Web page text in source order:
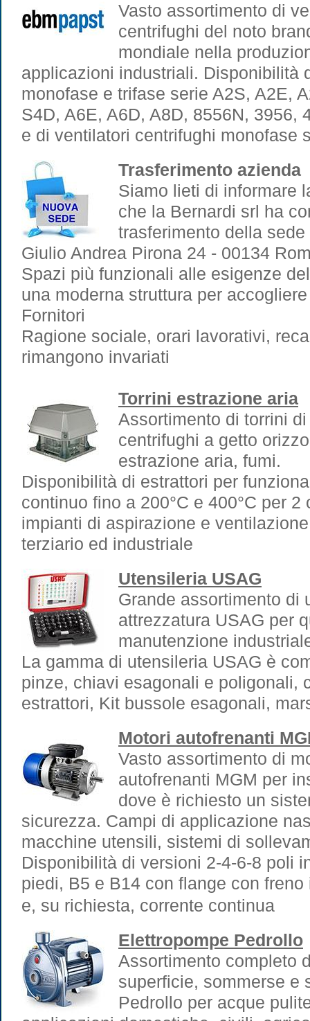
Vasto assortimento di
centrifughi del noto
mondiale nella
applicazioni industriali. Disponibilità
monofase e trifase serie A2S, A2E,
S4D, A6E, A6D, A8D, 8556N, 3956,
e di ventilatori centrifughi monofase
Trasferimento azienda
Siamo lieti di informare
che la Bernardi srl ha
trasferimento della
Giulio Andrea Pirona 24 - 00134
Spazi più funzionali alle esigenze
una moderna struttura per
Fornitori
Ragione sociale, orari lavorativi,
rimangono invariati
Torrini estrazione aria
Assortimento di torrini
centrifughi a getto
estrazione aria, fumi.
Disponibilità di estrattori per
continuo fino a 200°C e 400°C per
impianti di aspirazione e
terziario ed industriale
Utensileria USAG
Grande assortimento di
attrezzatura USAG per
manutenzione
La gamma di utensileria USAG è
pinze, chiavi esagonali e poligonali,
estrattori, Kit bussole esagonali,
Motori autofrenanti
Vasto assortimento di
autofrenanti MGM per
dove è richiesto un
sicurezza. Campi di applicazione
macchine utensili, sistemi di
Disponibilità di versioni 2-4-6-8 poli
piedi, B5 e B14 con flange con
e, su richiesta, corrente continua
Elettropompe Pedrollo
Assortimento completo
superficie, sommerse e
Pedrollo per acque